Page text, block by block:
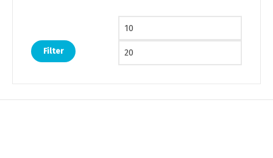
Min. prijs
Filter